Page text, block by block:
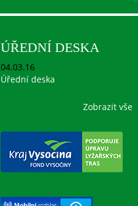
ÚŘEDNÍ DESKA
04.03.16
Úřední deska
Zobrazit vše